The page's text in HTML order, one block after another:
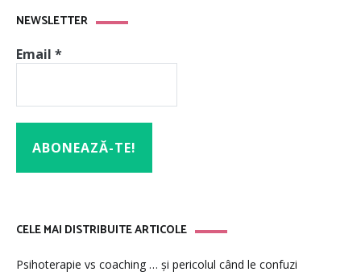
NEWSLETTER
Email *
CELE MAI DISTRIBUITE ARTICOLE
Psihoterapie vs coaching … și pericolul când le confuzi